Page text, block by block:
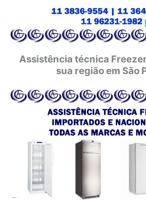
Assistência técnica
sua região em São